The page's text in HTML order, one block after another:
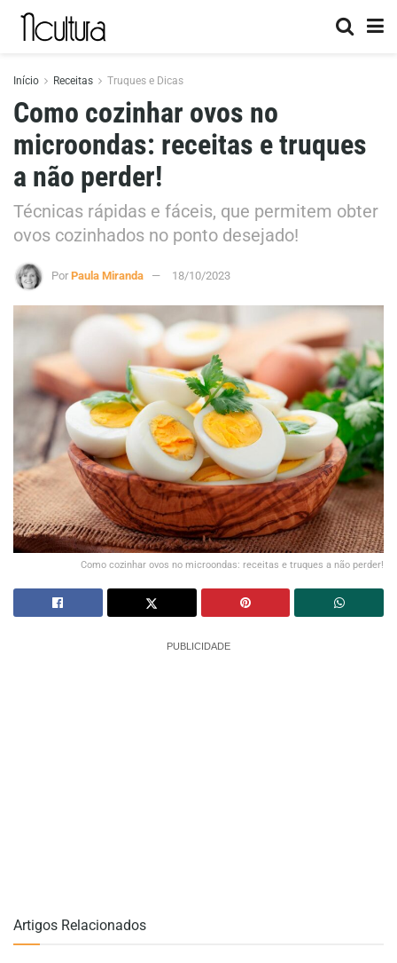
Início Receitas Truques e Dicas
Como cozinhar ovos no
microondas: receitas e truques
a não perder!
Técnicas rápidas e fáceis, que permitem obter
ovos cozinhados no ponto desejado!
Por Paula Miranda 18/10/2023
Como cozinhar ovos no microondas: receitas e truques a não perder!
PUBLICIDADE
Artigos Relacionados